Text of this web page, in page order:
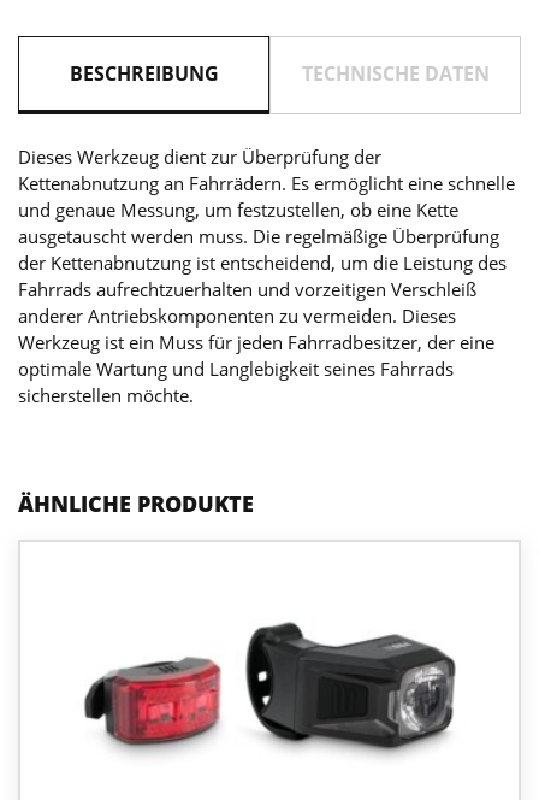
BESCHREIBUNG TECHNISCHE DATEN
Dieses Werkzeug dient zur Überprüfung der
Kettenabnutzung an Fahrrädern. Es ermöglicht eine schnelle
und genaue Messung, um festzustellen, ob eine Kette
ausgetauscht werden muss. Die regelmäßige Überprüfung
der Kettenabnutzung ist entscheidend, um die Leistung des
Fahrrads aufrechtzuerhalten und vorzeitigen Verschleiß
anderer Antriebskomponenten zu vermeiden. Dieses
Werkzeug ist ein Muss für jeden Fahrradbesitzer, der eine
optimale Wartung und Langlebigkeit seines Fahrrads
sicherstellen möchte.
ÄHNLICHE PRODUKTE